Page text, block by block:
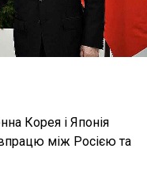
Корея і Японія
між Росією та